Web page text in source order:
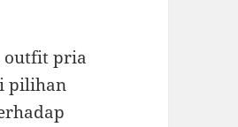
outfit pria
pilihan